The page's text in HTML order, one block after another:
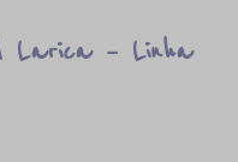
Larica – Linha